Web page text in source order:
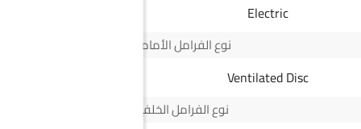
Electric
نوع الفرامل الأمامية
Ventilated Disc
نوع الفرامل الخلفية